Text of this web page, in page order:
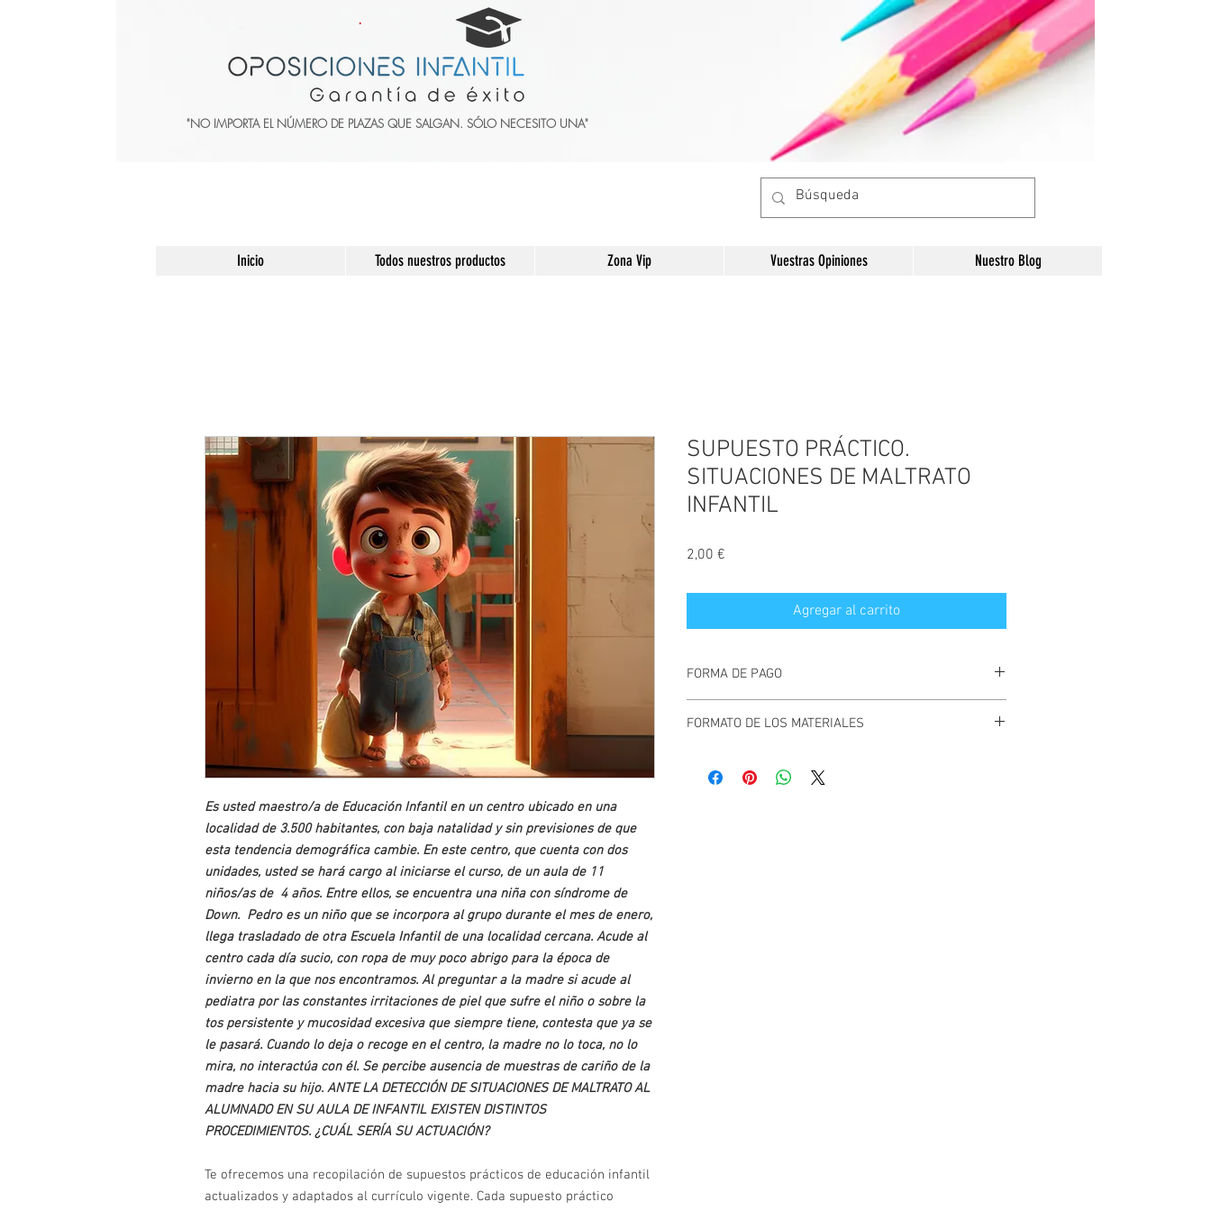
"NO IMPORTA EL NÚMERO DE PLAZAS QUE SALGAN. SÓLO NECESITO UNA"
Inicio Todos nuestros productos Zona Vip Vuestras Opiniones Nuestro Blog
Es usted maestro/a de Educación Infantil en un centro ubicado en una
localidad de 3.500 habitantes, con baja natalidad y sin previsiones de que
esta tendencia demográfica cambie. En este centro, que cuenta con dos
unidades, usted se hará cargo al iniciarse el curso, de un aula de 11
niños/as de 4 años. Entre ellos, se encuentra una niña con síndrome de
Down. Pedro es un niño que se incorpora al grupo durante el mes de enero,
llega trasladado de otra Escuela Infantil de una localidad cercana. Acude al
centro cada día sucio, con ropa de muy poco abrigo para la época de
invierno en la que nos encontramos. Al preguntar a la madre si acude al
pediatra por las constantes irritaciones de piel que sufre el niño o sobre la
tos persistente y mucosidad excesiva que siempre tiene, contesta que ya se
le pasará. Cuando lo deja o recoge en el centro, la madre no lo toca, no lo
mira, no interactúa con él. Se percibe ausencia de muestras de cariño de la
madre hacia su hijo. ANTE LA DETECCIÓN DE SITUACIONES DE MALTRATO AL
ALUMNADO EN SU AULA DE INFANTIL EXISTEN DISTINTOS
PROCEDIMIENTOS. ¿CUÁL SERÍA SU ACTUACIÓN?
Te ofrecemos una recopilación de supuestos prácticos de educación infantil
actualizados y adaptados al currículo vigente. Cada supuesto práctico
SUPUESTO PRÁCTICO.
SITUACIONES DE MALTRATO
INFANTIL
2,00 €
Agregar al carrito
FORMA DE PAGO
plataformaPaypal.
Los clientes recibirán enlaces para descargar sus
productos digitales en la página de agradecimiento al
FORMATO DE LOS MATERIALES